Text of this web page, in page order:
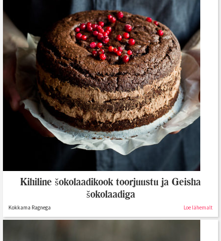
Kihiline šokolaadikook toorjuustu ja Geisha
šokolaadiga
Kokkama Ragnega Loe lähemalt